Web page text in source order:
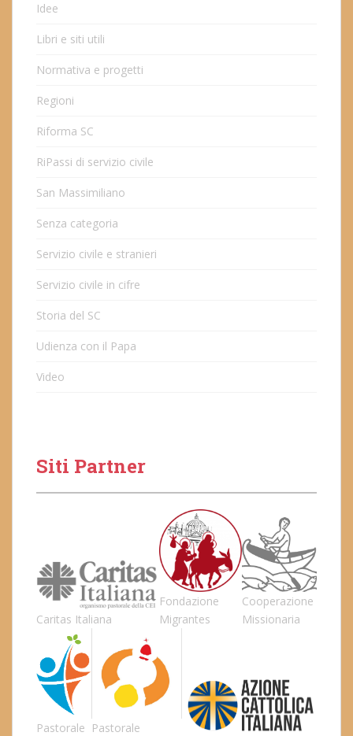
Idee
Libri e siti utili
Normativa e progetti
Regioni
Riforma SC
RiPassi di servizio civile
San Massimiliano
Senza categoria
Servizio civile e stranieri
Servizio civile in cifre
Storia del SC
Udienza con il Papa
Video
Siti Partner
Caritas Italiana
Fondazione
Migrantes
Cooperazione
Missionaria
Pastorale Pastorale